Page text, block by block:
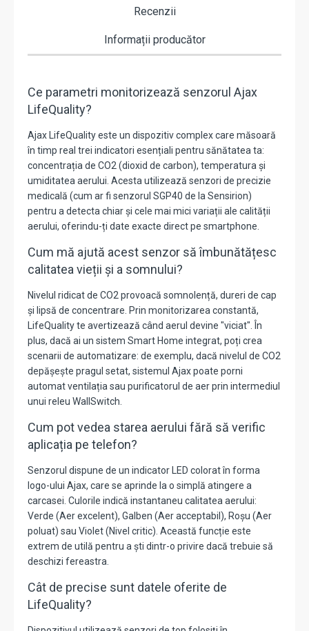
Recenzii
Informații producător
Ce parametri monitorizează senzorul Ajax
LifeQuality?
Ajax LifeQuality este un dispozitiv complex care măsoară
în timp real trei indicatori esențiali pentru sănătatea ta:
concentrația de CO2 (dioxid de carbon), temperatura și
umiditatea aerului. Acesta utilizează senzori de precizie
medicală (cum ar fi senzorul SGP40 de la Sensirion)
pentru a detecta chiar și cele mai mici variații ale calității
aerului, oferindu-ți date exacte direct pe smartphone.
Cum mă ajută acest senzor să îmbunătățesc
calitatea vieții și a somnului?
Nivelul ridicat de CO2 provoacă somnolență, dureri de cap
și lipsă de concentrare. Prin monitorizarea constantă,
LifeQuality te avertizează când aerul devine "viciat". În
plus, dacă ai un sistem Smart Home integrat, poți crea
scenarii de automatizare: de exemplu, dacă nivelul de CO2
depășește pragul setat, sistemul Ajax poate porni
automat ventilația sau purificatorul de aer prin intermediul
unui releu WallSwitch.
Cum pot vedea starea aerului fără să verific
aplicația pe telefon?
Senzorul dispune de un indicator LED colorat în forma
logo-ului Ajax, care se aprinde la o simplă atingere a
carcasei. Culorile indică instantaneu calitatea aerului:
Verde (Aer excelent), Galben (Aer acceptabil), Roșu (Aer
poluat) sau Violet (Nivel critic). Această funcție este
extrem de utilă pentru a ști dintr-o privire dacă trebuie să
deschizi fereastra.
Cât de precise sunt datele oferite de
LifeQuality?